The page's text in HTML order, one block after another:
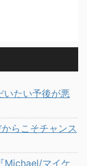
いたい予後が悪
らこそチャンス
Michael/マイケ